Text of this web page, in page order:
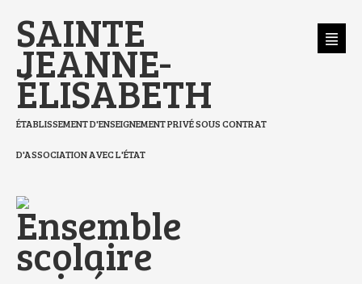
contenu.
|
Aller
à
navigation
SAINTE
JEANNE-
ÉLISABETH
ÉTABLISSEMENT D'ENSEIGNEMENT PRIVÉ SOUS CONTRAT
D'ASSOCIATION AVEC L'ÉTAT